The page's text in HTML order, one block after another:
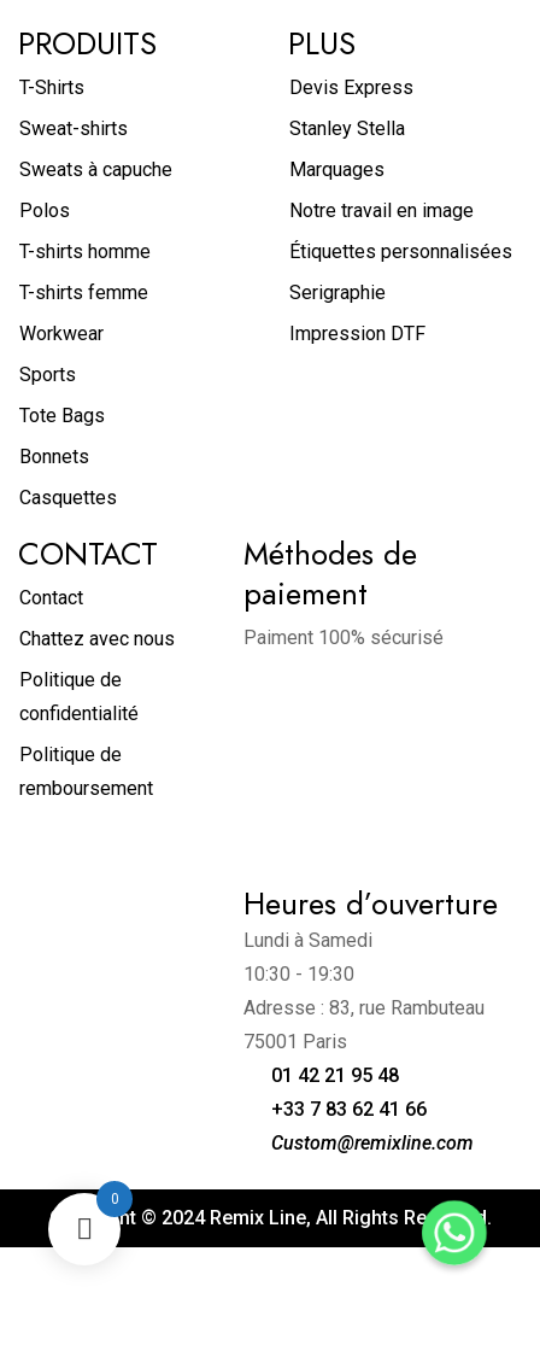
PRODUITS
T-Shirts
Sweat-shirts
Sweats à capuche
Polos
T-shirts homme
T-shirts femme
Workwear
Sports
Tote Bags
Bonnets
Casquettes
PLUS
Devis Express
Stanley Stella
Marquages
Notre travail en image
Étiquettes personnalisées
Serigraphie
Impression DTF
CONTACT
Contact
Chattez avec nous
Politique de
confidentialité
Politique de
remboursement
Méthodes de
paiement
Paiment 100% sécurisé
Heures d’ouverture
Lundi à Samedi
10:30 - 19:30
Adresse : 83, rue Rambuteau
75001 Paris
01 42 21 95 48
+33 7 83 62 41 66
Custom@remixline.com
Copyright © 2024 Remix Line, All Rights Reserved.
0